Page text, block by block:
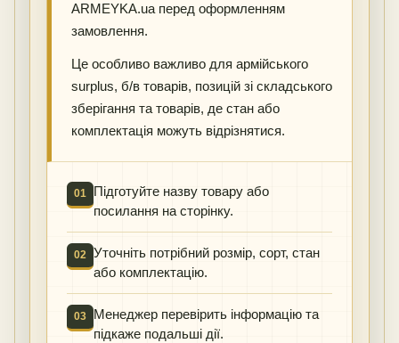
ARMEYKA.ua перед оформленням
замовлення.
Це особливо важливо для армійського
surplus, б/в товарів, позицій зі складського
зберігання та товарів, де стан або
комплектація можуть відрізнятися.
01
Підготуйте назву товару або
посилання на сторінку.
02 Уточніть потрібний розмір, сорт, стан
або комплектацію.
03
Менеджер перевірить інформацію та
підкаже подальші дії.